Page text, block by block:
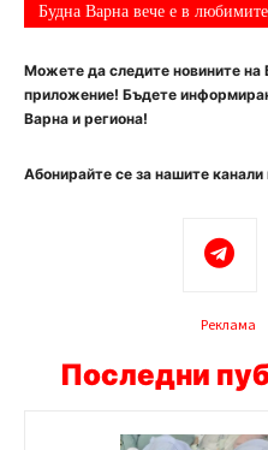
Будна Варна вече е в
Можете да следите новините на
приложение! Бъдете
Варна и региона!
Абонирайте се за нашите
Реклама
Последни